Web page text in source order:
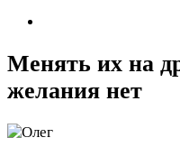
Менять их на
желания нет